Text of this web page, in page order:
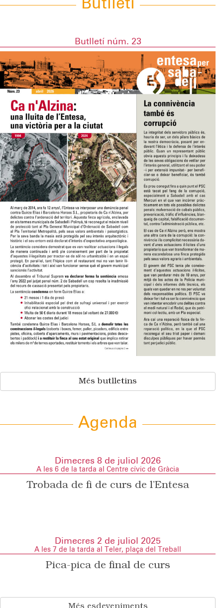
Butlleti
Butlletí núm. 23
Més butlletins
Agenda
Dimecres 8 de juliol 2026
A les 6 de la tarda al Centre cívic de Gràcia
Trobada de fi de curs de l’Entesa
Dimecres 2 de juliol 2025
A les 7 de la tarda al Teler, plaça del Treball
Pica-pica de final de curs